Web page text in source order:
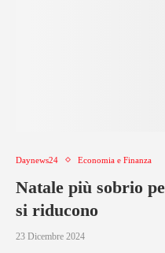
Daynews24 Economia e Finanza
Natale più sobrio
si riducono
23 Dicembre 2024